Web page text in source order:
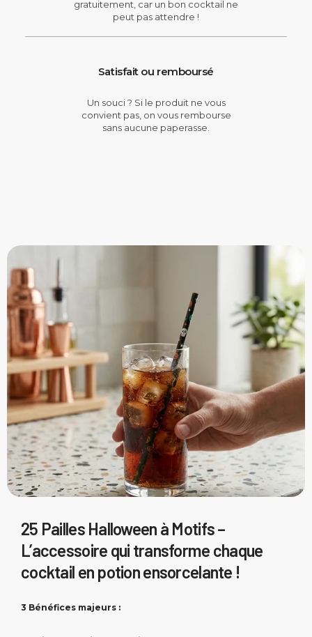
gratuitement, car un bon cocktail ne
peut pas attendre !
Satisfait ou remboursé
Un souci ? Si le produit ne vous
convient pas, on vous rembourse
sans aucune paperasse.
25 Pailles Halloween à Motifs –
L’accessoire qui transforme chaque
cocktail en potion ensorcelante !
3 Bénéfices majeurs :